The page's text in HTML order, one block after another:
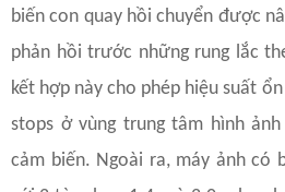
biến con quay hồi chuyển được
phản hồi trước những rung lắc
kết hợp này cho phép hiệu suất
stops ở vùng trung tâm hình
cảm biến. Ngoài ra, máy ảnh có